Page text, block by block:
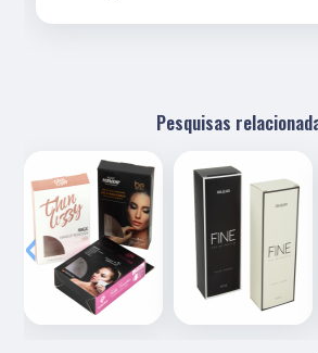
Pesquisas
‹